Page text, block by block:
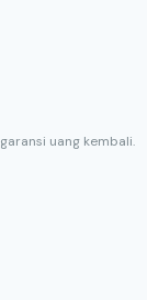
uang kembali.